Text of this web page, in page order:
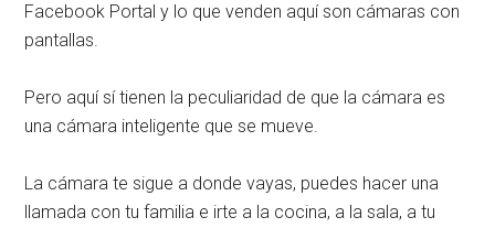
Facebook Portal y lo que venden aquí son cámaras con
pantallas.
Pero aquí sí tienen la peculiaridad de que la cámara es
una cámara inteligente que se mueve.
La cámara te sigue a donde vayas, puedes hacer una
llamada con tu familia e irte a la cocina, a la sala, a tu